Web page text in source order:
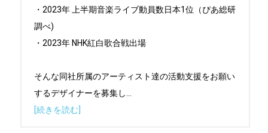
・2023年 上半期音楽ライブ動員数日本1位（ぴあ総研
調べ)
・2023年 NHK紅白歌合戦出場
そんな同社所属のアーティスト達の活動支援をお願い
するデザイナーを募集し
[続きを読む]